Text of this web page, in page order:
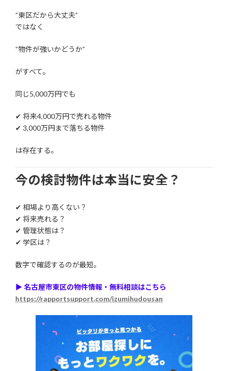
“東区だから大丈夫”
ではなく
“物件が強いかどうか”
がすべて。
同じ5,000万円でも
✔ 将来4,000万円で売れる物件
✔ 3,000万円まで落ちる物件
は存在する。
今の検討物件は本当に安全？
✔ 相場より高くない？
✔ 将来売れる？
✔ 管理状態は？
✔ 学区は？
数字で確認するのが最短。
▶︎ 名古屋市東区の物件情報・無料相談はこちら
https://rapportsupport.com/izumihudousan